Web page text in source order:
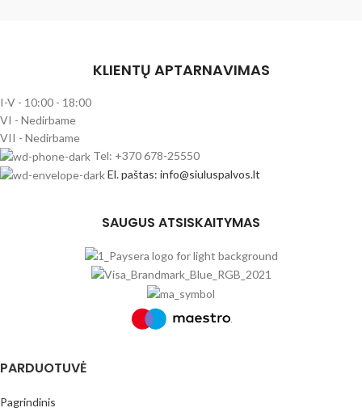
KLIENTŲ APTARNAVIMAS
I-V - 10:00 - 18:00
VI - Nedirbame
VII - Nedirbame
Tel: +370 678-25550
El. paštas: info@siuluspalvos.lt
SAUGUS ATSISKAITYMAS
PARDUOTUVĖ
Pagrindinis